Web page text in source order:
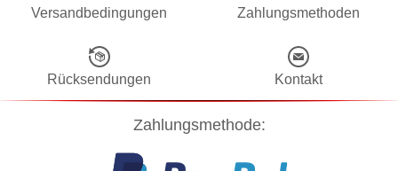
Versandbedingungen Zahlungsmethoden
Rücksendungen Kontakt
Zahlungsmethode: